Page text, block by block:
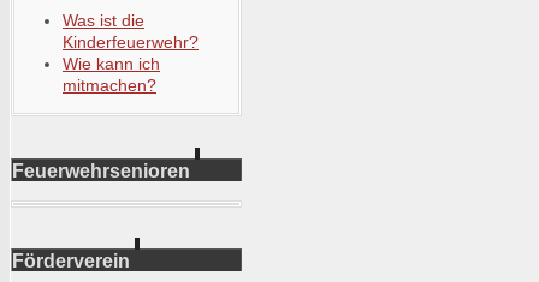
Was ist die
Kinderfeuerwehr?
Wie kann ich
mitmachen?
Feuerwehrsenioren
Förderverein